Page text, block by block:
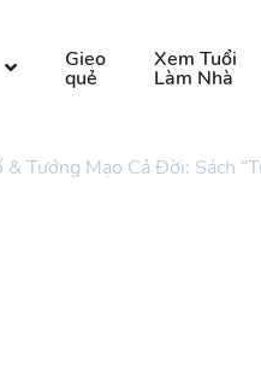
Gieo
quẻ
Xem Tuổi
Làm Nhà
& Tướng Mạo Cả Đời: Sách